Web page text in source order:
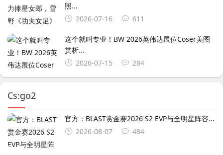
照...
2026-07-16
611
这个就叫专业！BW 2026英伟达展位Coser美图
赏析...
2026-07-15
284
Cs:go2
官方：BLAST赏金赛2026 S2 EVP与全明星阵容...
2026-08-07
484